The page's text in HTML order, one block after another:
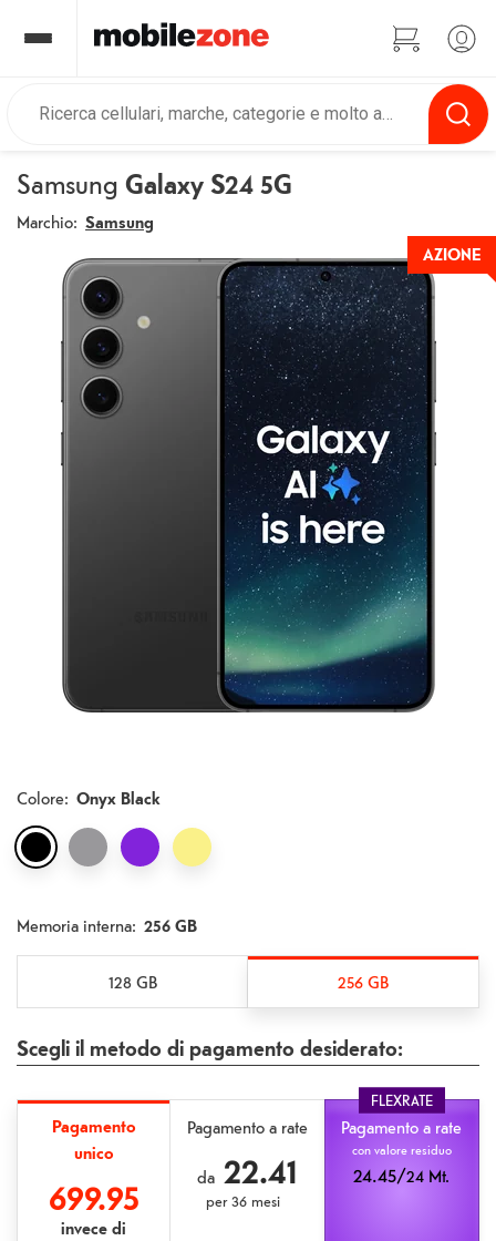
Samsung Galaxy S24 5G
Marchio: Samsung
AZIONE
Colore: Onyx Black
Memoria interna: 256 GB
128 GB 256 GB
Scegli il metodo di pagamento desiderato:
Pagamento
unico
699.95
invece di
Pagamento a rate
da 22.41
per36 mesi
FLEXRATE
Pagamento a rate
con valore residuo
24.45/24 Mt.